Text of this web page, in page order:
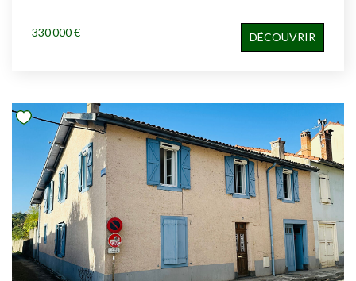
330 000 € DÉCOUVRIR